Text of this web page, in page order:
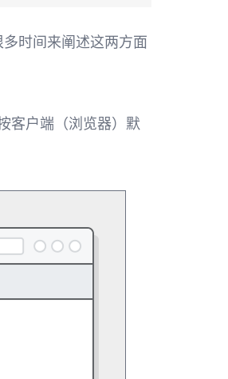
时间来阐述这两方面
客户端（浏览器）默